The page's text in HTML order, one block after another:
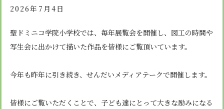
諸届出用紙
年間行事
委員会・クラブ活動
検定合格、入賞・入選
学校紹介ムービー
安心・安全
お知らせ
サイトマップ
アクセス
個人情報保護方針
寄付金の募集
follow us
2026年7月4日
聖ドミニコ学院小学校では、毎年展覧会を開催し、図工の時間や
写生会に出かけて描いた作品を皆様にご覧頂いています。
今年も昨年に引き続き、せんだいメディアテークで開催します。
皆様にご覧いただくことで、子ども達にとって大きな励みになる